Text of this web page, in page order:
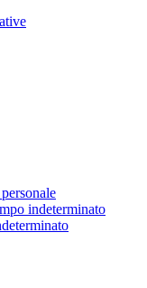
indeterminato